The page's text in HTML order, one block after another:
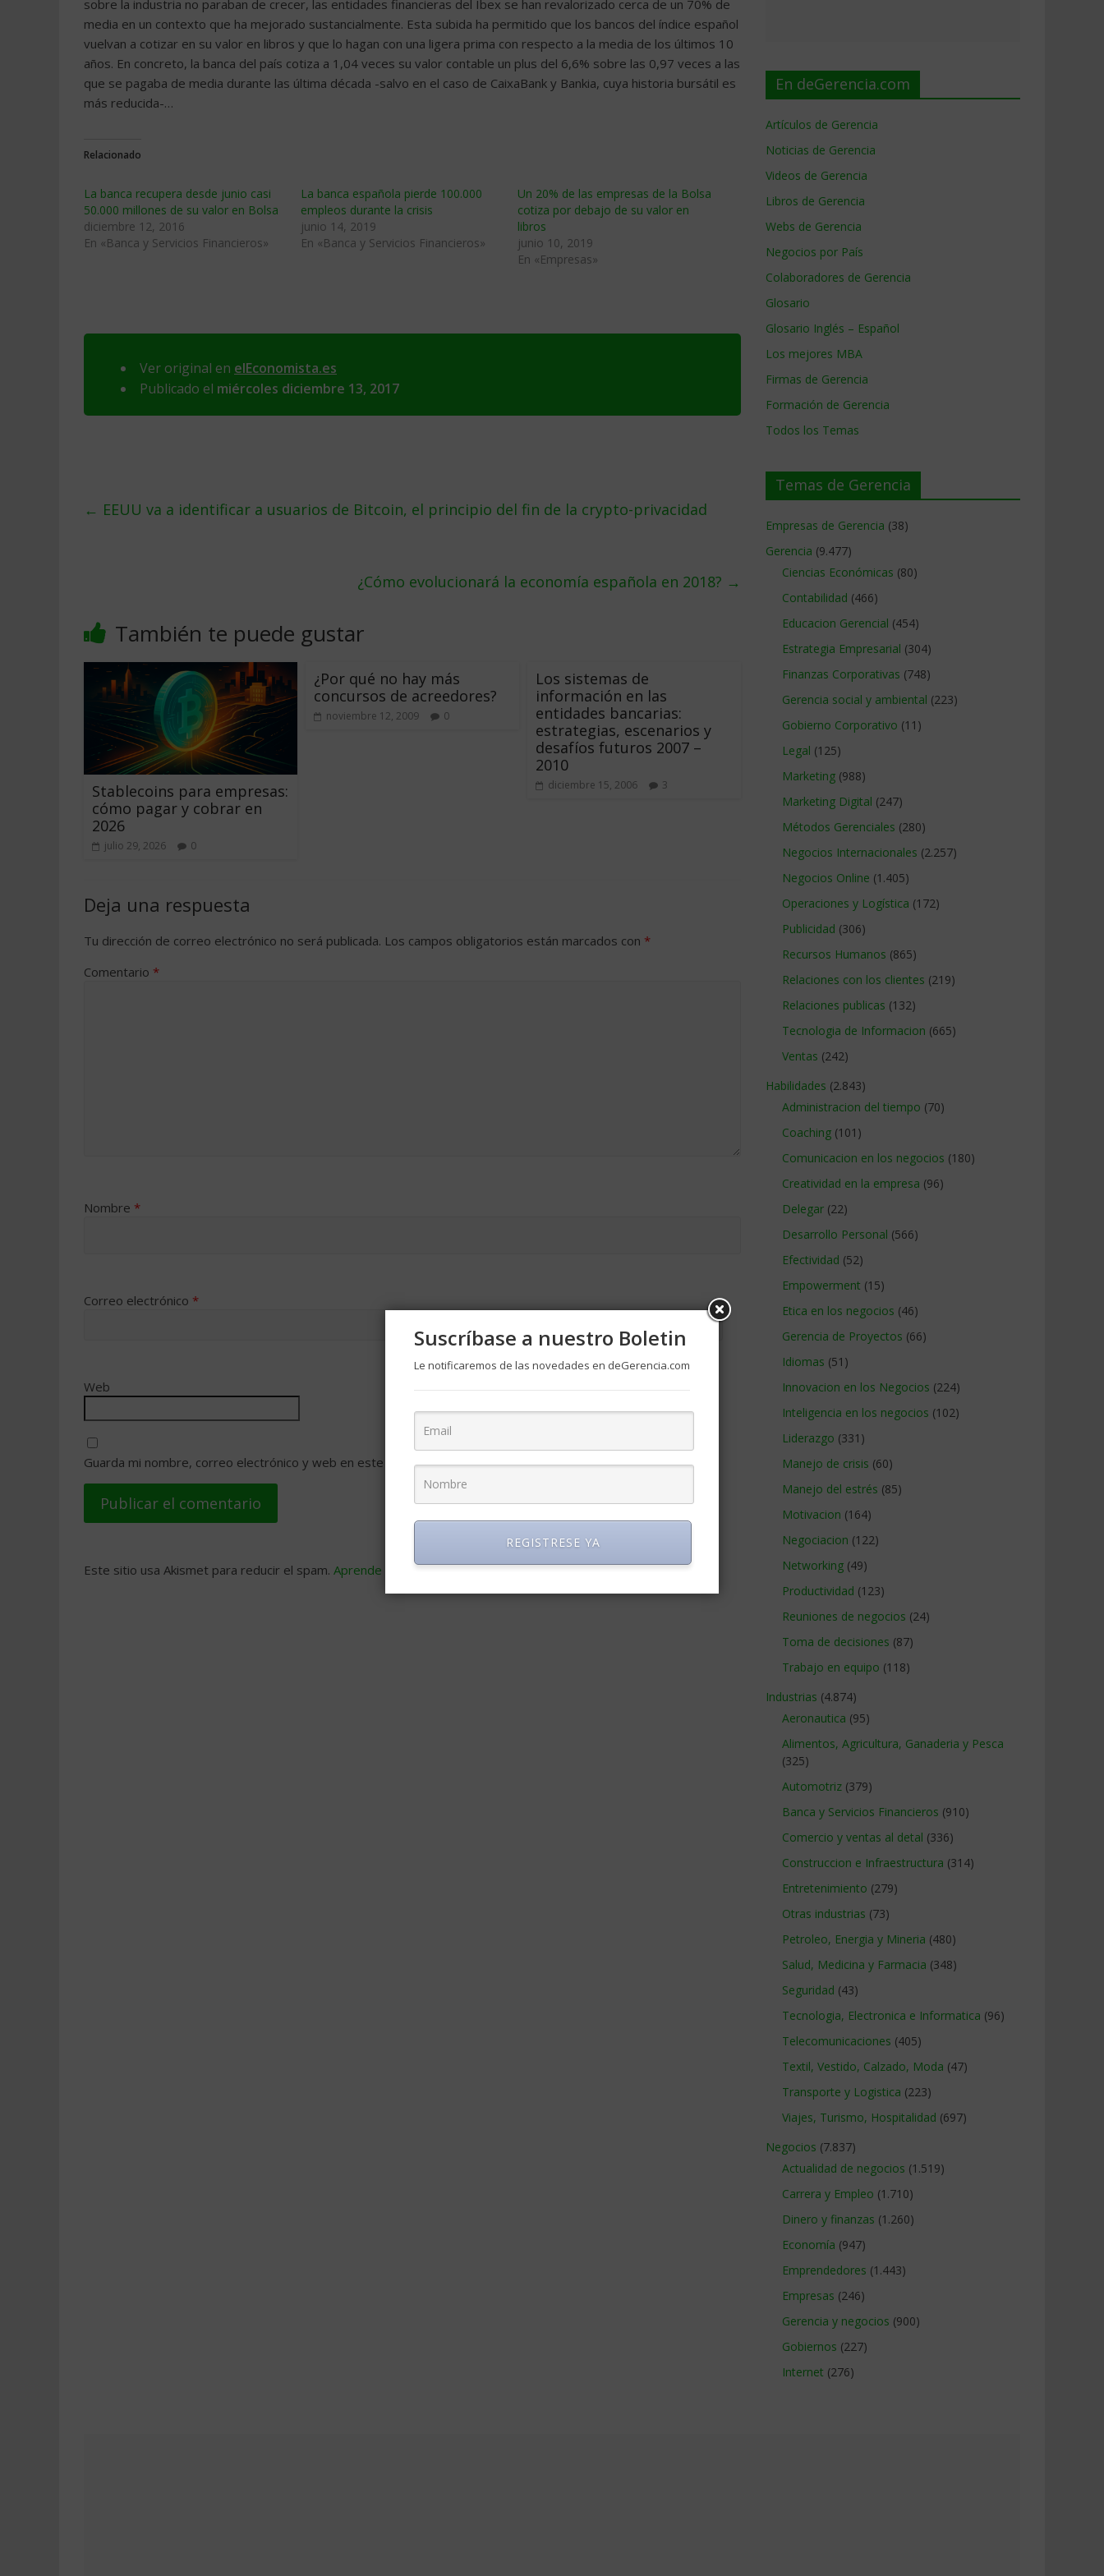
sobre la industria no paraban de crecer, las entidades financieras del Ibex se han revalorizado cerca de un 70% de
media en un contexto que ha mejorado sustancialmente. Esta subida ha permitido que los bancos del índice español
vuelvan a cotizar en su valor en libros y que lo hagan con una ligera prima con respecto a la media de los últimos 10
años. En concreto, la banca del país cotiza a 1,04 veces su valor contable un plus del 6,6% sobre las 0,97 veces a las
que se pagaba de media durante las última década -salvo en el caso de CaixaBank y Bankia, cuya historia bursátil es
más reducida-…
Relacionado
La banca recupera desde junio casi
50.000 millones de su valor en Bolsa
diciembre 12, 2016
En «Banca y Servicios Financieros»
La banca española pierde 100.000
empleos durante la crisis
junio 14, 2019
En «Banca y Servicios Financieros»
Un 20% de las empresas de la Bolsa
cotiza por debajo de su valor en
libros
junio 10, 2019
En «Empresas»
Ver original en elEconomista.es
Publicado el miércoles diciembre 13, 2017
← EEUU va a identificar a usuarios de Bitcoin, el principio del fin de la crypto-privacidad
¿Cómo evolucionará la economía española en 2018? →
También te puede gustar
Stablecoins para empresas:
cómo pagar y cobrar en
2026
julio 29, 2026 0
¿Por qué no hay más
concursos de acreedores?
noviembre 12, 2009 0
Los sistemas de
información en las
entidades bancarias:
estrategias, escenarios y
desafíos futuros 2007 –
2010
diciembre 15, 2006 3
Deja una respuesta
Tu dirección de correo electrónico no será publicada. Los campos obligatorios están marcados con *
Comentario *
Nombre *
Correo electrónico *
Web
Guarda mi nombre, correo electrónico y web en este navegador para la próxima vez que comente.
Este sitio usa Akismet para reducir el spam. Aprende cómo se procesan los datos de tus comentarios.
En deGerencia.com
Artículos de Gerencia
Noticias de Gerencia
Videos de Gerencia
Libros de Gerencia
Webs de Gerencia
Negocios por País
Colaboradores de Gerencia
Glosario
Glosario Inglés – Español
Los mejores MBA
Firmas de Gerencia
Formación de Gerencia
Todos los Temas
Temas de Gerencia
Empresas de Gerencia (38)
Gerencia (9.477)
Ciencias Económicas (80)
Contabilidad (466)
Educacion Gerencial (454)
Estrategia Empresarial (304)
Finanzas Corporativas (748)
Gerencia social y ambiental (223)
Gobierno Corporativo (11)
Legal (125)
Marketing (988)
Marketing Digital (247)
Métodos Gerenciales (280)
Negocios Internacionales (2.257)
Negocios Online (1.405)
Operaciones y Logística (172)
Publicidad (306)
Recursos Humanos (865)
Relaciones con los clientes (219)
Relaciones publicas (132)
Tecnologia de Informacion (665)
Ventas (242)
Habilidades (2.843)
Administracion del tiempo (70)
Coaching (101)
Comunicacion en los negocios (180)
Creatividad en la empresa (96)
Delegar (22)
Desarrollo Personal (566)
Efectividad (52)
Empowerment (15)
Etica en los negocios (46)
Gerencia de Proyectos (66)
Idiomas (51)
Innovacion en los Negocios (224)
Inteligencia en los negocios (102)
Liderazgo (331)
Manejo de crisis (60)
Manejo del estrés (85)
Motivacion (164)
Negociacion (122)
Networking (49)
Productividad (123)
Reuniones de negocios (24)
Toma de decisiones (87)
Trabajo en equipo (118)
Industrias (4.874)
Aeronautica (95)
Alimentos, Agricultura, Ganaderia y Pesca
(325)
Automotriz (379)
Banca y Servicios Financieros (910)
Comercio y ventas al detal (336)
Construccion e Infraestructura (314)
Entretenimiento (279)
Otras industrias (73)
Petroleo, Energia y Mineria (480)
Salud, Medicina y Farmacia (348)
Seguridad (43)
Tecnologia, Electronica e Informatica (96)
Telecomunicaciones (405)
Textil, Vestido, Calzado, Moda (47)
Transporte y Logistica (223)
Viajes, Turismo, Hospitalidad (697)
Negocios (7.837)
Actualidad de negocios (1.519)
Carrera y Empleo (1.710)
Dinero y finanzas (1.260)
Economía (947)
Emprendedores (1.443)
Empresas (246)
Gerencia y negocios (900)
Gobiernos (227)
Internet (276)
Suscríbase a nuestro Boletin
Le notificaremos de las novedades en deGerencia.com
REGISTRESE YA